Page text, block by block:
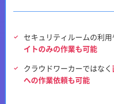
セキュリティルームの利
イトのみの作業も可能
クラウドワーカーではなく
への作業依頼も可能